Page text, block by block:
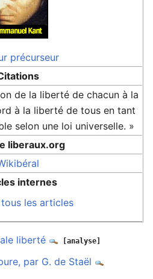
précurseur
de la liberté de chacun à la
à la liberté de tous en tant
selon une loi universelle. »
liberaux.org
internes
les articles
liberté [analyse]
par G. de Staël